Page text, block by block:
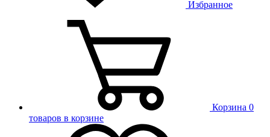
Избранное
Корзина 0
товаров в корзине